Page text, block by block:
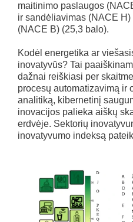
maitinimo paslaugos
ir sandėliavimas (NACE
(NACE B) (25,3 balo).
Kodėl energetika ar
inovatyvūs? Tai
dažnai reiškiasi per
procesų automatizavimą ir
analitiką, kibernetinį
inovacijos palieka aiškų
erdvėje. Sektorių
inovatyvumo indeksą